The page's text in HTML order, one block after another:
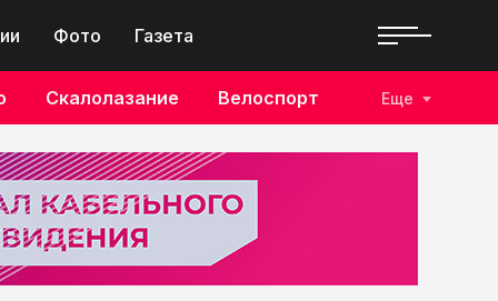
Фото Газета
Скалолазание Велоспорт Еще